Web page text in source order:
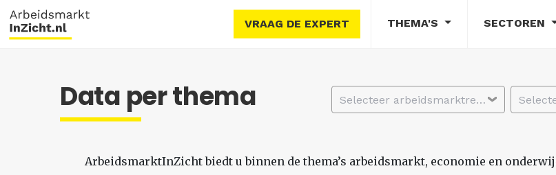
VRAAG DE EXPERT THEMA'S SECTOREN
Data per thema Selecteer arbeidsmarktregio
ArbeidsmarktInZicht biedt u binnen de thema’s arbeidsmarkt, economie en